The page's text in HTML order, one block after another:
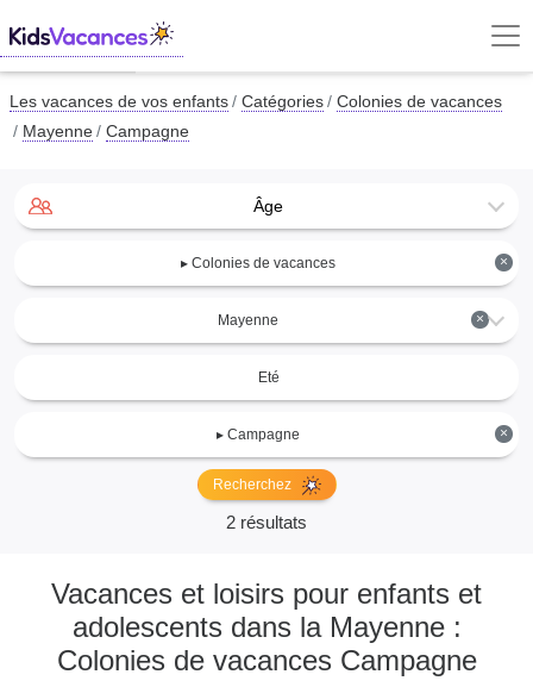
Les vacances de vos enfants Catégories
Colonies de vacances
Mayenne
Campagne
Âge
×
▸ Colonies de vacances
×
Mayenne
Eté
×
▸ Campagne
Recherchez
2 résultats
Vacances et loisirs pour enfants et
adolescents dans la Mayenne :
Colonies de vacances Campagne